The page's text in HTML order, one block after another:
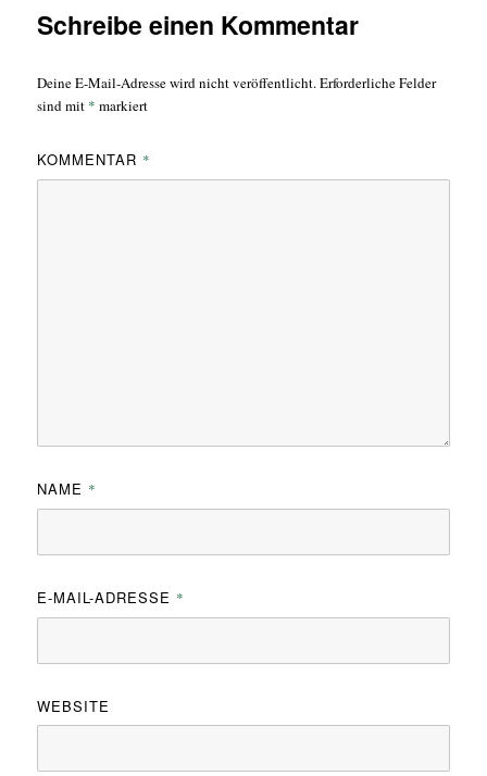
Schreibe einen Kommentar
Deine E-Mail-Adresse wird nicht veröffentlicht. Erforderliche Felder
sind mit * markiert
KOMMENTAR *
NAME *
E-MAIL-ADRESSE *
WEBSITE